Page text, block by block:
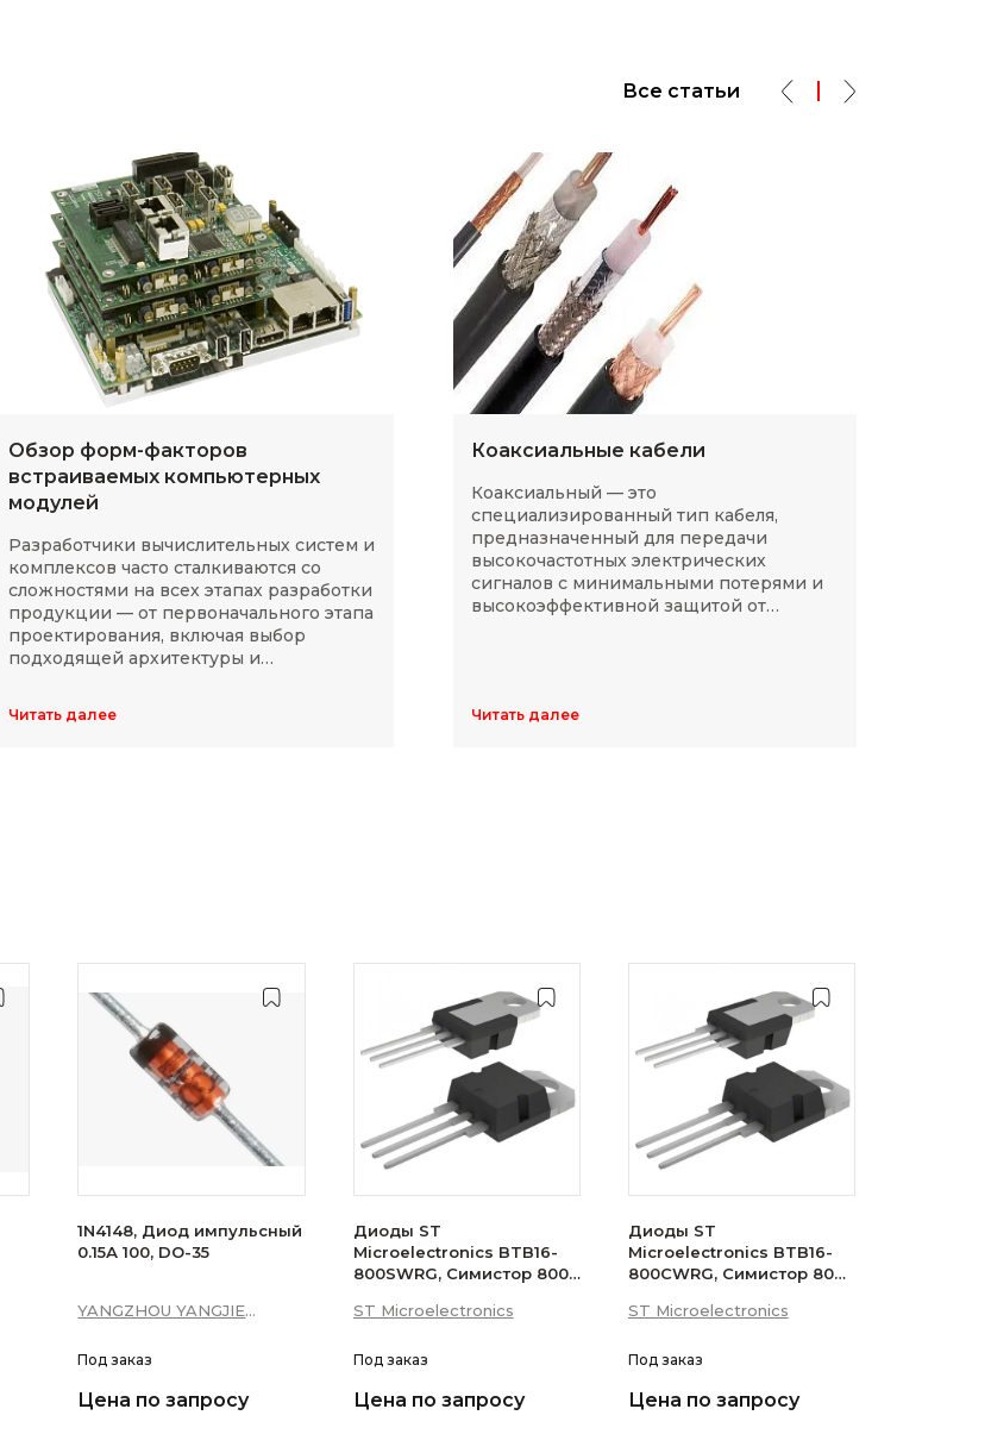
Все статьи
Обзор форм-факторов
встраиваемых компьютерных
модулей
Разработчики вычислительных систем и
комплексов часто сталкиваются со
сложностями на всех этапах разработки
продукции — от первоначального этапа
проектирования, включая выбор
подходящей архитектуры и
длительного массового производства.
Читать далее
Коаксиальные кабели
Коаксиальный — это
специализированный тип кабеля,
предназначенный для передачи
высокочастотных электрических
сигналов с минимальными потерями и
высокоэффективной защитой от
Читать далее
1N4148, Диод импульсный
0.15А 100, DO-35
YANGZHOU YANGJIE
Под заказ
Цена по запросу
Диоды ST
Microelectronics BTB16-
800SWRG, Симистор 800В
уровень)
ST Microelectronics
Под заказ
Цена по запросу
Диоды ST
Microelectronics BTB16-
800CWRG, Симистор 800В
(бесснабберный)
ST Microelectronics
Под заказ
Цена по запросу